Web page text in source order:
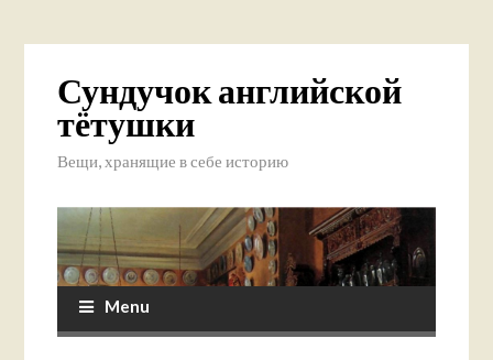
Сундучок английской
тётушки
Вещи, хранящие в себе историю
Menu